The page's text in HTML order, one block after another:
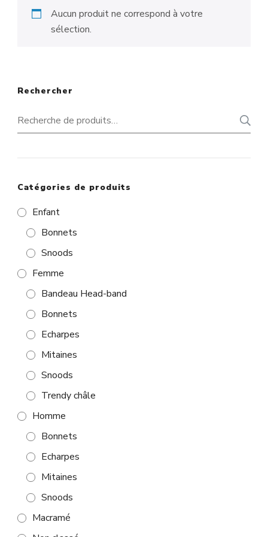
Aucun produit ne correspond à votre
sélection.
Rechercher
Recherche
pour :
Catégories de produits
Enfant
Bonnets
Snoods
Femme
Bandeau Head-band
Bonnets
Echarpes
Mitaines
Snoods
Trendy châle
Homme
Bonnets
Echarpes
Mitaines
Snoods
Macramé